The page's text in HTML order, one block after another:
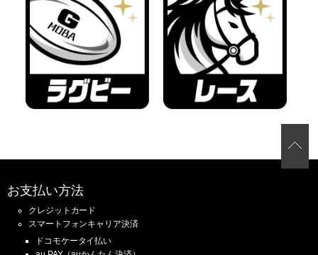
お支払い方法
クレジットカード
スマートフォンキャリア決済
ドコモケータイ払い